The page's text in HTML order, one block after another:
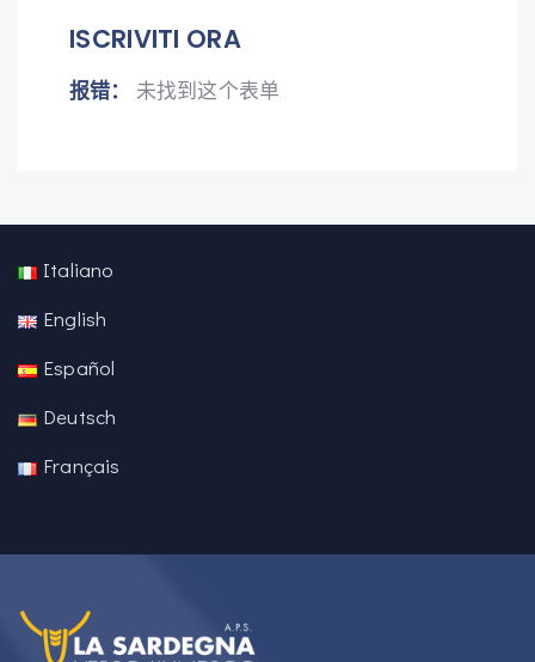
ISCRIVITI ORA
报错： 未找到这个表单
Italiano
English
Español
Deutsch
Français